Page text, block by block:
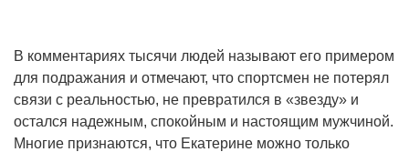
В комментариях тысячи людей называют его примером
для подражания и отмечают, что спортсмен не потерял
связи с реальностью, не превратился в «звезду» и
остался надежным, спокойным и настоящим мужчиной.
Многие признаются, что Екатерине можно только